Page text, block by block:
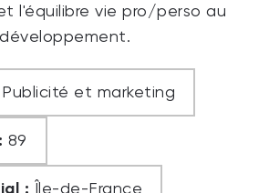
l'équilibre vie pro/perso au
Publicité et marketing
89
: Île-de-France